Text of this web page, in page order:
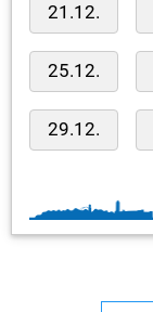
21.12.
25.12.
29.12.